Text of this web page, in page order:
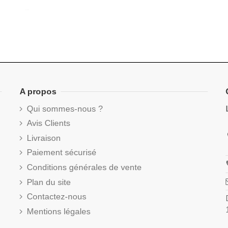
A propos
Qui sommes-nous ?
Avis Clients
Livraison
Paiement sécurisé
Conditions générales de vente
Plan du site
Contactez-nous
Mentions légales